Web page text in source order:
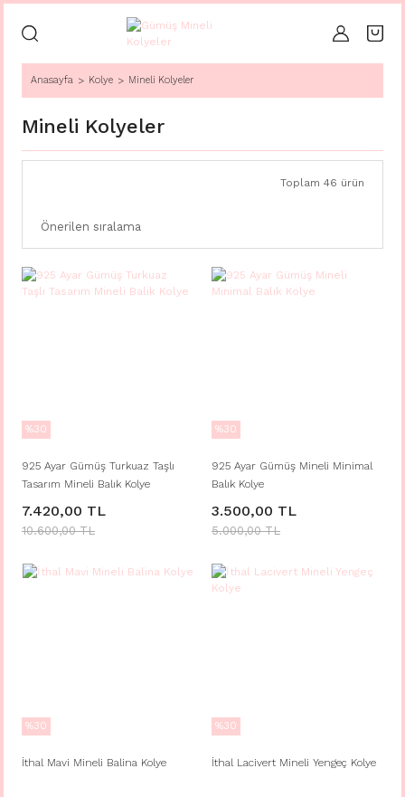
Anasayfa Kolye Mineli Kolyeler
Mineli Kolyeler
Toplam 46 ürün
%30
925 Ayar Gümüş Turkuaz Taşlı
Tasarım Mineli Balık Kolye
7.420,00 TL
10.600,00 TL
%30
925 Ayar Gümüş Mineli Minimal
Balık Kolye
3.500,00 TL
5.000,00 TL
%30
İthal Mavi Mineli Balina Kolye
%30
İthal Lacivert Mineli Yengeç Kolye